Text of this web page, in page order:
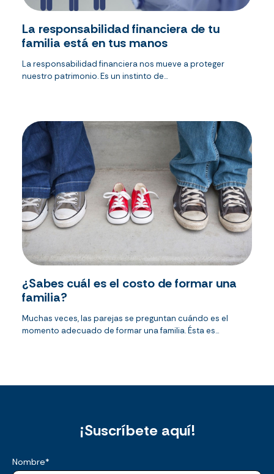
La responsabilidad financiera de tu
familia está en tus manos
La responsabilidad financiera nos mueve a proteger
nuestro patrimonio. Es un instinto de...
¿Sabes cuál es el costo de formar una
familia?
Muchas veces, las parejas se preguntan cuándo es el
momento adecuado de formar una familia. Ésta es...
¡Suscríbete aquí!
Nombre*